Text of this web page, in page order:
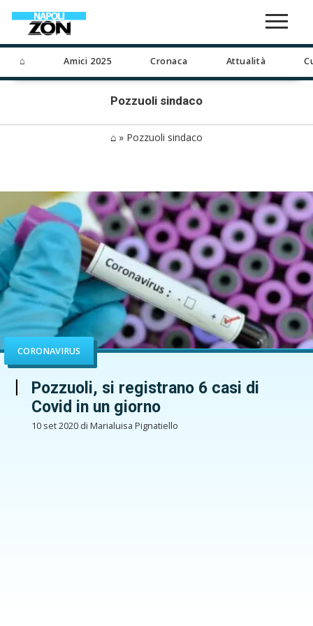
⌂ Amici 2025 Cronaca Attualità
Pozzuoli sindaco
⌂ » Pozzuoli sindaco
CORONAVIRUS
Pozzuoli, si registrano 6 casi di
Covid in un giorno
10 set 2020 di Marialuisa Pignatiello